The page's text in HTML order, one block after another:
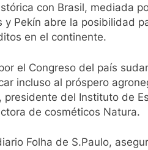
con Brasil, mediada
Pekín abre la posibilidad
en el continente.
el Congreso del país
incluso al próspero
del Instituto de
de cosméticos Natura.
Folha de S.Paulo,